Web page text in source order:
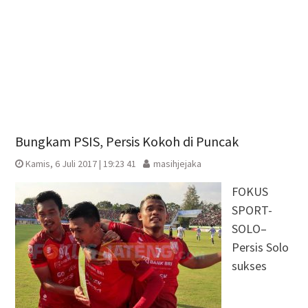
Bungkam PSIS, Persis Kokoh di Puncak
Kamis, 6 Juli 2017 | 19:23 41 masihjejaka
FOKUS
SPORT-
SOLO–
Persis Solo
sukses